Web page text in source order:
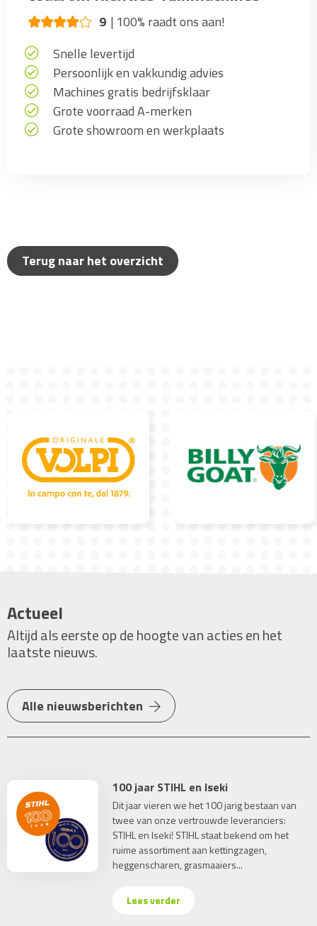
9 100% raadt ons aan!
Snelle levertijd
Persoonlijk en vakkundig advies
Machines gratis bedrijfsklaar
Grote voorraad A-merken
Grote showroom en werkplaats
Terug naar het overzicht
Actueel
Altijd als eerste op de hoogte van acties en het
laatste nieuws.
Alle nieuwsberichten
100 jaar STIHL en Iseki
Dit jaar vieren we het 100 jarig bestaan van
twee van onze vertrouwde leveranciers:
STIHL en Iseki! STIHL staat bekend om het
ruime assortiment aan kettingzagen,
heggenscharen, grasmaaiers...
Lees verder